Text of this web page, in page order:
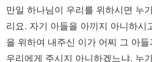
만일 하나님이 우리를 위하시면 누
리요. 자기 아들을 아끼지 아니하시
을 위하여 내주신 이가 어찌 그 아
우리에게 주시지 아니하겠느냐. 누